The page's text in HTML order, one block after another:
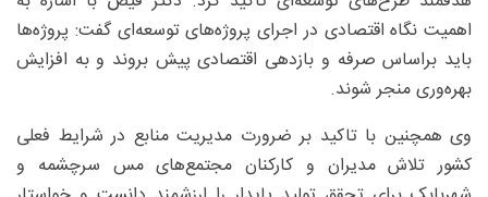
اهمیت نگاه اقتصادی در اجرای پروژه‌های توسعه‌ای گفت: پروژه‌ها
باید براساس صرفه و بازدهی اقتصادی پیش بروند و به افزایش
بهره‌وری منجر شوند.
وی همچنین با تاکید بر ضرورت مدیریت منابع در شرایط فعلی
کشور تلاش مدیران و کارکنان مجتمع‌های مس سرچشمه و